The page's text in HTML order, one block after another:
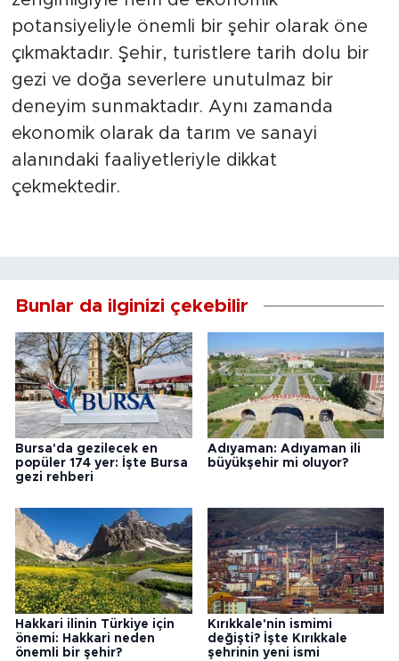
potansiyeliyle önemli bir şehir olarak öne
çıkmaktadır. Şehir, turistlere tarih dolu bir
gezi ve doğa severlere unutulmaz bir
deneyim sunmaktadır. Aynı zamanda
ekonomik olarak da tarım ve sanayi
alanındaki faaliyetleriyle dikkat
çekmektedir.
Bunlar da ilginizi çekebilir
Bursa'da gezilecek en
popüler 174 yer: İşte Bursa
gezi rehberi
Adıyaman: Adıyaman ili
büyükşehir mi oluyor?
Hakkari ilinin Türkiye için
önemi: Hakkari neden
önemli bir şehir?
Kırıkkale'nin ismimi
değişti? İşte Kırıkkale
şehrinin yeni ismi